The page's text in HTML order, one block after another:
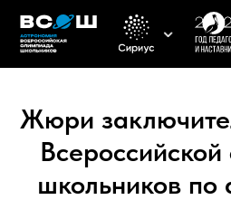
Жюри
школьников по